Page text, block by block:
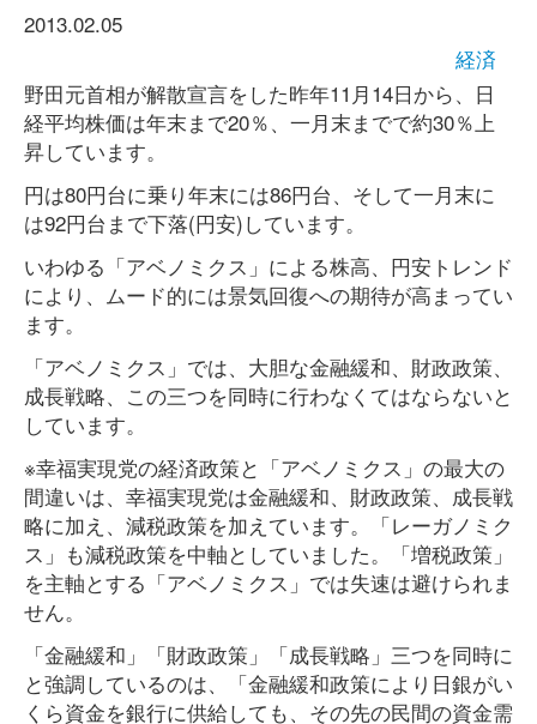
2013.02.05
経済
野田元首相が解散宣言をした昨年11月14日から、日
経平均株価は年末まで20％、一月末までで約30％上
昇しています。
円は80円台に乗り年末には86円台、そして一月末に
は92円台まで下落(円安)しています。
いわゆる「アベノミクス」による株高、円安トレンド
により、ムード的には景気回復への期待が高まってい
ます。
「アベノミクス」では、大胆な金融緩和、財政政策、
成長戦略、この三つを同時に行わなくてはならないと
しています。
※幸福実現党の経済政策と「アベノミクス」の最大の
間違いは、幸福実現党は金融緩和、財政政策、成長戦
略に加え、減税政策を加えています。「レーガノミク
ス」も減税政策を中軸としていました。「増税政策」
を主軸とする「アベノミクス」では失速は避けられま
せん。
「金融緩和」「財政政策」「成長戦略」三つを同時に
と強調しているのは、「金融緩和政策により日銀がい
くら資金を銀行に供給しても、その先の民間の資金需